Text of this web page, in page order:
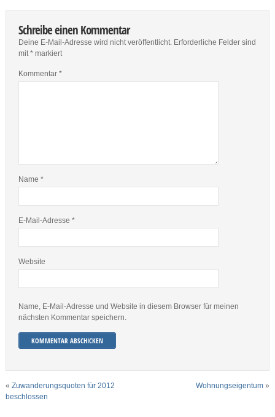
Schreibe einen Kommentar
Deine E-Mail-Adresse wird nicht veröffentlicht. Erforderliche Felder sind
mit*markiert
Kommentar *
Name *
E-Mail-Adresse *
Website
Name, E-Mail-Adresse und Website in diesem Browser für meinen
nächsten Kommentar speichern.
« Zuwanderungsquoten für 2012
beschlossen
Wohnungseigentum »